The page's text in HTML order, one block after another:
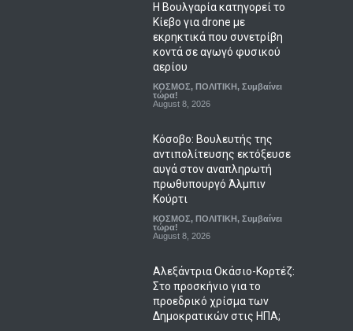
Η Βουλγαρία κατηγορεί το
Κίεβο για drone με
εκρηκτικά που συνετρίβη
κοντά σε αγωγό φυσικού
αερίου
ΚΟΣΜΟΣ, ΠΟΛΙΤΙΚΗ, Συμβαίνει
τώρα!
August 8, 2026
Κόσοβο: Βουλευτής της
αντιπολίτευσης εκτόξευσε
αυγά στον αναπληρωτή
πρωθυπουργό Άλμπιν
Κούρτι
ΚΟΣΜΟΣ, ΠΟΛΙΤΙΚΗ, Συμβαίνει
τώρα!
August 8, 2026
Αλεξάντρια Οκάσιο-Κορτέζ:
Στο προσκήνιο για το
προεδρικό χρίσμα των
Δημοκρατικών στις ΗΠΑ;